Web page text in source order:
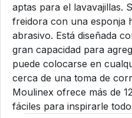
aptas para el lavavajillas.
freidora con una esponja
abrasivo. Está diseñada
gran capacidad para
puede colocarse en
cerca de una toma de
Moulinex ofrece más de
fáciles para inspirarle